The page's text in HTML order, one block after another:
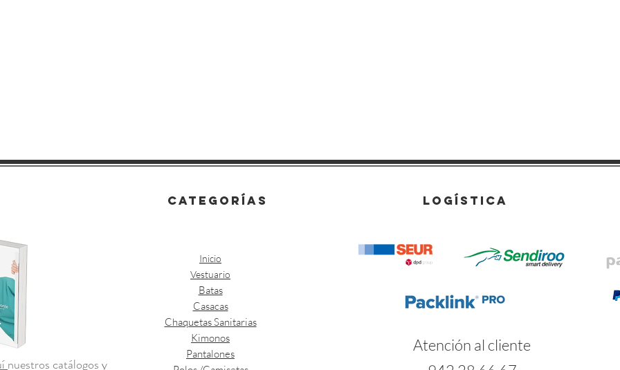
categorías
nuestros catálogos y
Inicio
Vestuario
Batas
Casacas
Chaquetas Sanitarias
Kimonos
Pantalones
LOGÍSTICA
Atención al cliente